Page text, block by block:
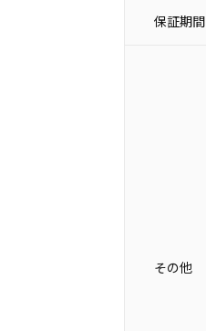
保証期間
その他